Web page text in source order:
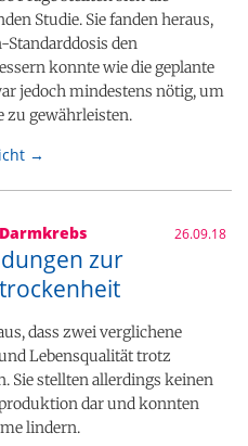
Studie. Sie fanden heraus,
Standarddosis den
konnte wie die geplante
jedoch mindestens nötig, um
zu gewährleisten.
→
Darmkrebs 26.09.18
zur
dass zwei verglichene
Lebensqualität trotz
stellten allerdings keinen
dar und konnten
lindern.